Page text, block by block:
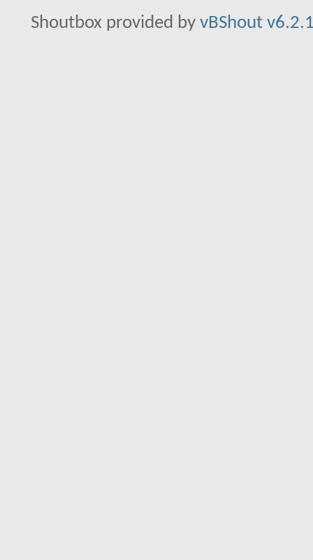
Shoutbox provided by vBShout